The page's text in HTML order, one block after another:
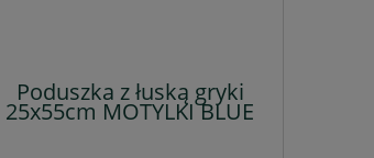
Poduszka z łuską gryki
25x55cm MOTYLKI BLUE